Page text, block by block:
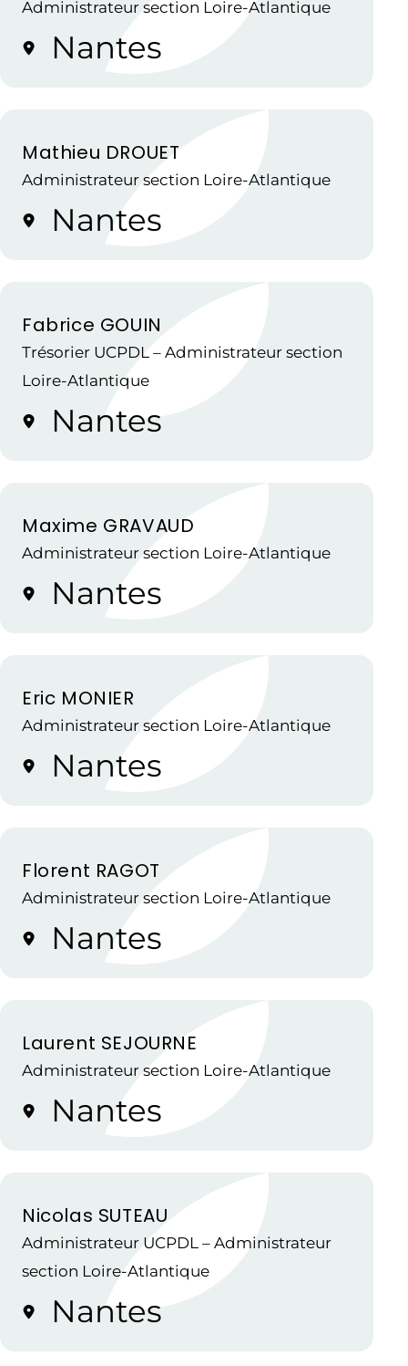
Administrateur section Loire-Atlantique
Nantes
Mathieu DROUET
Administrateur section Loire-Atlantique
Nantes
Fabrice GOUIN
Trésorier UCPDL – Administrateur section
Loire-Atlantique
Nantes
Maxime GRAVAUD
Administrateur section Loire-Atlantique
Nantes
Eric MONIER
Administrateur section Loire-Atlantique
Nantes
Florent RAGOT
Administrateur section Loire-Atlantique
Nantes
Laurent SEJOURNE
Administrateur section Loire-Atlantique
Nantes
Nicolas SUTEAU
Administrateur UCPDL – Administrateur
section Loire-Atlantique
Nantes